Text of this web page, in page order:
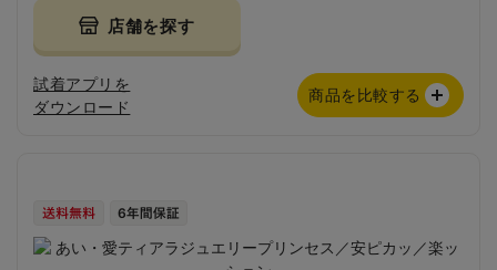
店舗を探す
試着アプリを
ダウンロード
商品を比較する